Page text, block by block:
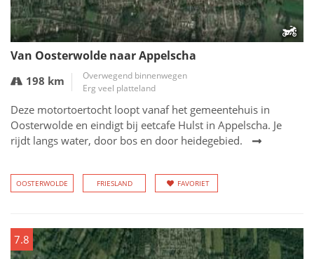
Van Oosterwolde naar Appelscha
198 km
Overwegend binnenwegen
Erg veel platteland
Deze motortoertocht loopt vanaf het gemeentehuis in
Oosterwolde en eindigt bij eetcafe Hulst in Appelscha. Je
rijdt langs water, door bos en door heidegebied.
OOSTERWOLDE FRIESLAND FAVORIET
7.8